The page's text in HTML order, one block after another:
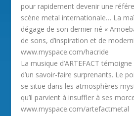
pour rapidement devenir une
scène metal internationale… La
dégage de son dernier né «
de sons, d’inspiration et de
www.myspace.com/hacride
La musique d’ARTEFACT
d’un savoir-faire surprenants. Le
se situe dans les atmosphères
qu’il parvient à insuffler à ses
www.myspace.com/artefactmetal